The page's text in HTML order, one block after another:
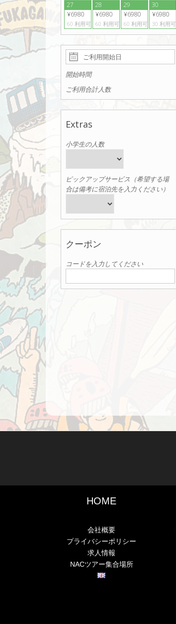
27
¥6980
60 利用可
28
¥6980
60 利用可
29
¥6980
60 利用可
30
¥6980
30 利用可
開始時間
ご利用合計人数
Extras
小学生の人数
ピックアップサービス（希望する場
合は備考に宿泊先を入力ください）
クーポン
コードを入力してください
HOME
会社概要
プライバシーポリシー
求人情報
NACツアー集合場所